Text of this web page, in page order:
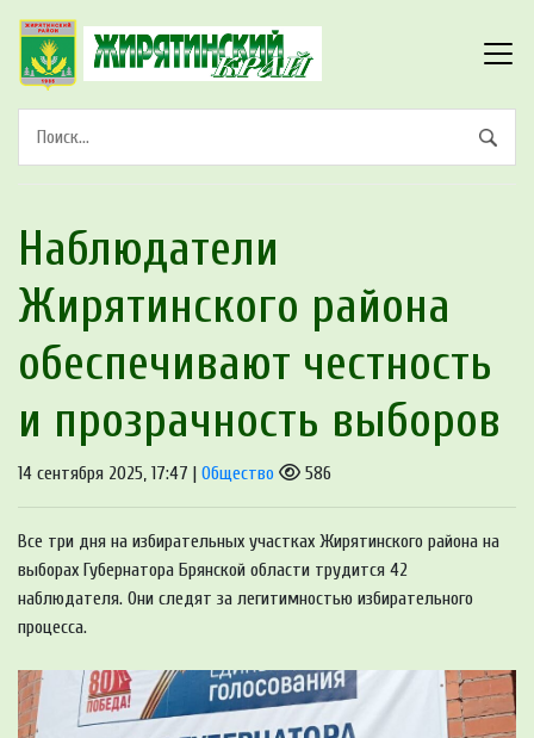
Наблюдатели
Жирятинского района
обеспечивают честность
и прозрачность выборов
14 сентября 2025, 17:47 | Общество 586
Все три дня на избирательных участках Жирятинского района на
выборах Губернатора Брянской области трудится 42
наблюдателя. Они следят за легитимностью избирательного
процесса.